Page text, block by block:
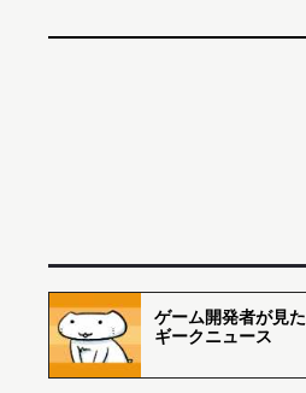
ゲーム開発者が見た
ギークニュース